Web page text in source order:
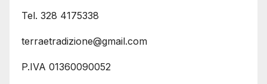
Tel. 328 4175338
terraetradizione@gmail.com
P.IVA 01360090052